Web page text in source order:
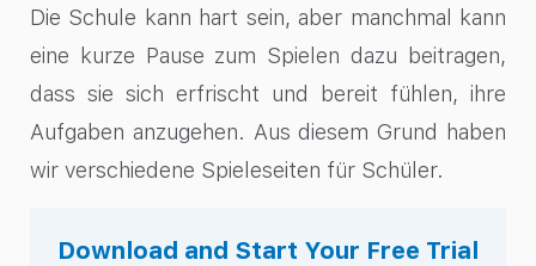
Die Schule kann hart sein, aber manchmal kann
eine kurze Pause zum Spielen dazu beitragen,
dass sie sich erfrischt und bereit fühlen, ihre
Aufgaben anzugehen. Aus diesem Grund haben
wir verschiedene Spieleseiten für Schüler.
Download and Start Your Free Trial